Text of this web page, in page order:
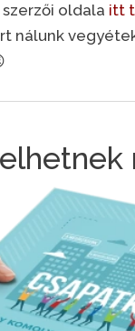
oldala itt
nálunk